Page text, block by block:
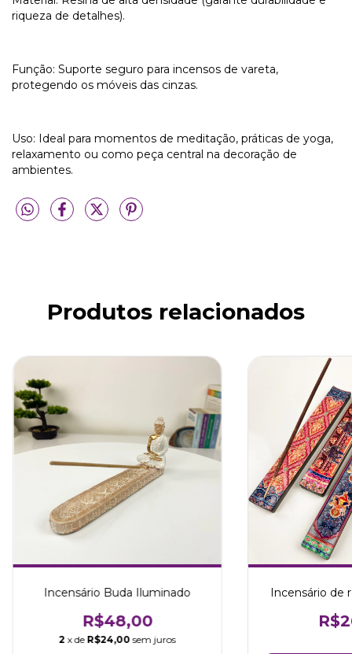
riqueza de detalhes).
Função: Suporte seguro para incensos de vareta,
protegendo os móveis das cinzas.
Uso: Ideal para momentos de meditação, práticas de yoga,
relaxamento ou como peça central na decoração de
ambientes.
Produtos relacionados
Incensário Buda Iluminado
R$48,00
2 x de R$24,00 sem juros
Incensário de